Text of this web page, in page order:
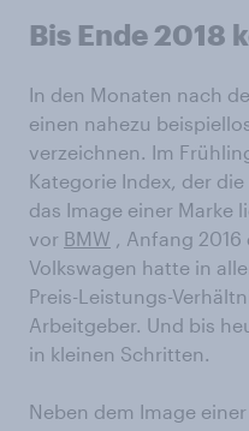
Bis Ende 2018
In den Monaten nach
einen nahezu
verzeichnen. Im
Kategorie Index, der
das Image einer Marke
vor BMW , Anfang 2016
Volkswagen hatte in
Preis-Leistungs-
Arbeitgeber. Und bis
in kleinen Schritten.
Neben dem Image